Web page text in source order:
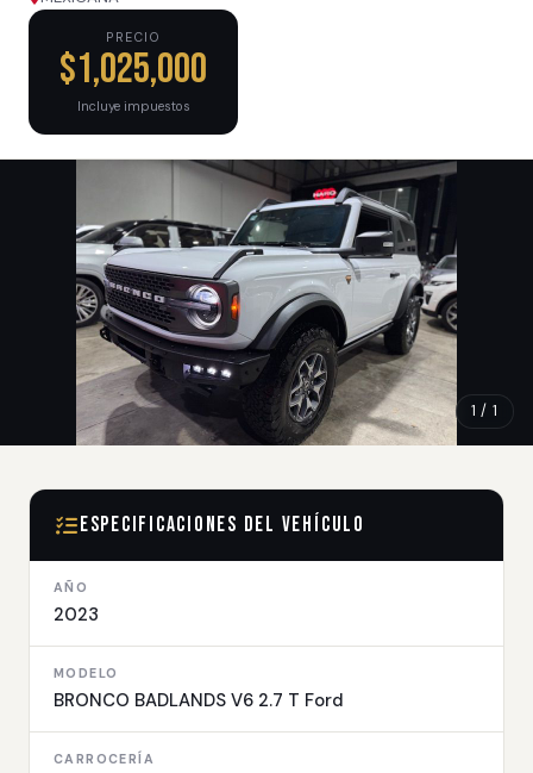
PRECIO
$1,025,000
Incluye impuestos
1 / 1
Especificaciones del Vehículo
AÑO
2023
MODELO
BRONCO BADLANDS V6 2.7 T Ford
CARROCERÍA